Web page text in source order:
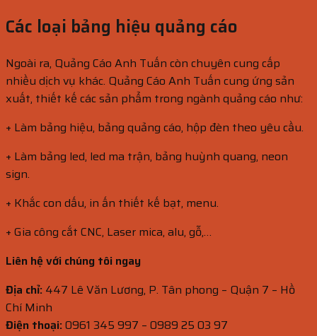
Các loại bảng hiệu quảng cáo
Ngoài ra, Quảng Cáo Anh Tuấn còn chuyên cung cấp
nhiều dịch vụ khác. Quảng Cáo Anh Tuấn cung ứng sản
xuất, thiết kế các sản phẩm trong ngành quảng cáo như:
+ Làm bảng hiệu, bảng quảng cáo, hộp đèn theo yêu cầu.
+ Làm bảng led, led ma trận, bảng huỳnh quang, neon
sign.
+ Khắc con dấu, in ấn thiết kế bạt, menu.
+ Gia công cắt CNC, Laser mica, alu, gỗ,…
Liên hệ với chúng tôi ngay
Địa chỉ: 447 Lê Văn Lương, P. Tân phong – Quận 7 – Hồ
Chí Minh
Điện thoại:0961 345 997 – 0989 25 03 97